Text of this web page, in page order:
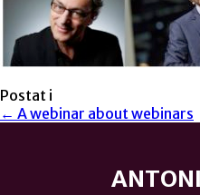
Postat i
← A webinar about webinars